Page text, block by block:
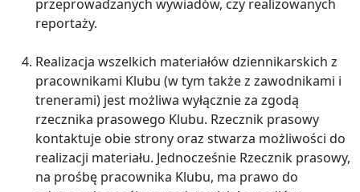
przeprowadzanych wywiadów, czy realizowanych
reportaży.
Realizacja wszelkich materiałów dziennikarskich z
pracownikami Klubu (w tym także z zawodnikami i
trenerami) jest możliwa wyłącznie za zgodą
rzecznika prasowego Klubu. Rzecznik prasowy
kontaktuje obie strony oraz stwarza możliwości do
realizacji materiału. Jednocześnie Rzecznik prasowy,
na prośbę pracownika Klubu, ma prawo do